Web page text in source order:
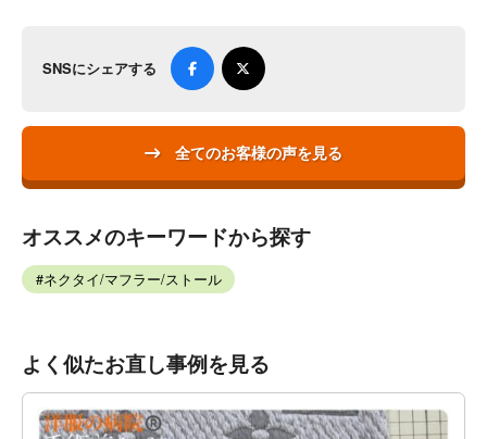
SNSにシェアする
全てのお客様の声を見る
オススメのキーワードから探す
ネクタイ/マフラー/ストール
よく似たお直し事例を見る